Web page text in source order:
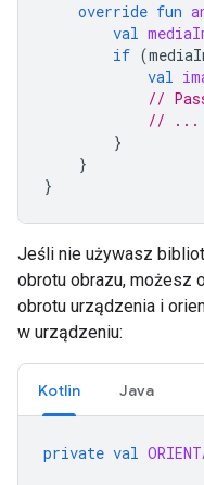
override fun
val
if (
val
//
// ...
}
}
}
Jeśli nie używasz
obrotu obrazu, możesz
obrotu urządzenia i
w urządzeniu:
Kotlin Java
private val